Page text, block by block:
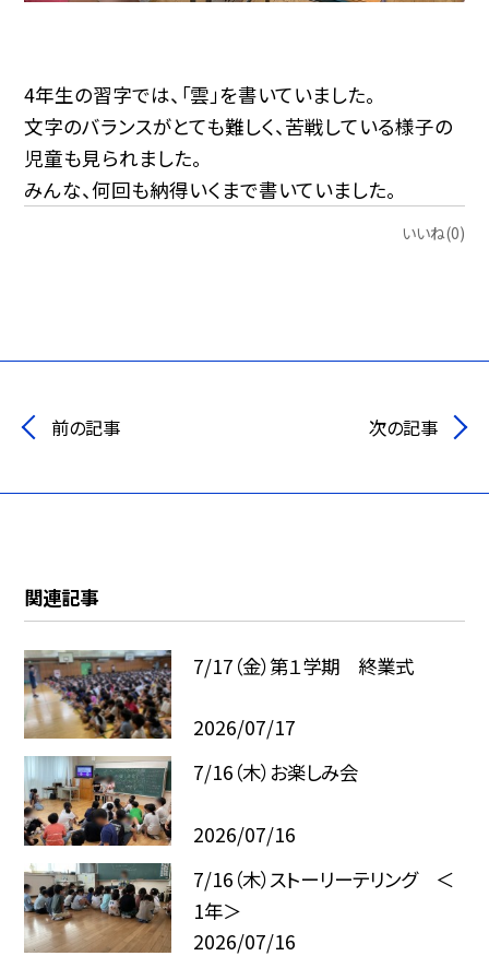
4年生の習字では、「雲」を書いていました。
文字のバランスがとても難しく、苦戦している様子の
児童も見られました。
みんな、何回も納得いくまで書いていました。
いいね(0)
前の記事 次の記事
関連記事
7/17（金）第１学期 終業式
2026/07/17
7/16（木）お楽しみ会
2026/07/16
7/16（木）ストーリーテリング ＜
1年＞
2026/07/16